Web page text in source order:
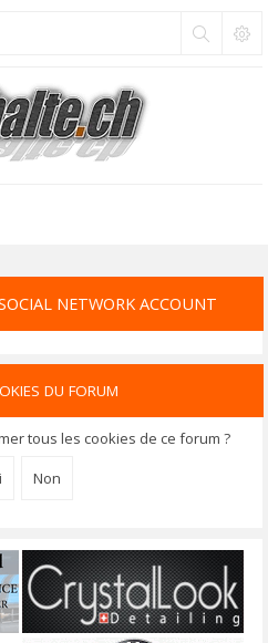
NETWORK ACCOUNT
DU FORUM
tous les cookies de ce forum ?